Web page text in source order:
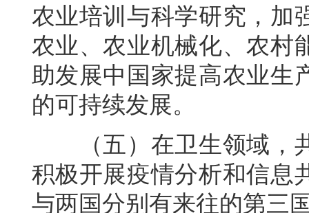
农业培训与科学研究，加
农业、农业机械化、农村
助发展中国家提高农业生
的可持续发展。
（五）在卫生领域，共
积极开展疫情分析和信息
与两国分别有来往的第三